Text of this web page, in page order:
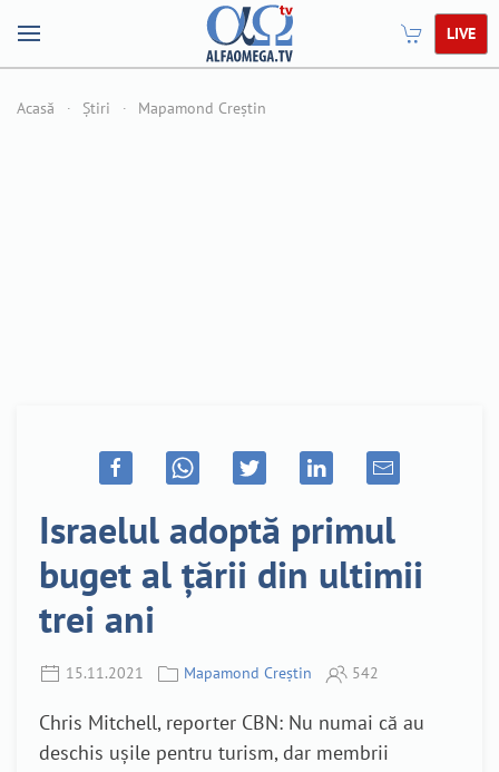
LIVE
Acasă Știri Mapamond Creștin
Israelul adoptă primul
buget al țării din ultimii
trei ani
15.11.2021 Mapamond Creștin 542
Chris Mitchell, reporter CBN: Nu numai că au
deschis ușile pentru turism, dar membrii